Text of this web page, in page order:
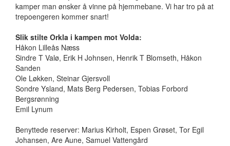
kamper man ønsker å vinne på hjemmebane. Vi har tro på at
trepoengeren kommer snart!
Slik stilte Orkla i kampen mot Volda:
Håkon Lilleås Næss
Sindre T Valø, Erik H Johnsen, Henrik T Blomseth, Håkon
Sanden
Ole Løkken, Steinar Gjersvoll
Sondre Ysland, Mats Berg Pedersen, Tobias Forbord
Bergsrønning
Emil Lynum
Benyttede reserver: Marius Kirholt, Espen Grøset, Tor Egil
Johansen, Are Aune, Samuel Vattengård